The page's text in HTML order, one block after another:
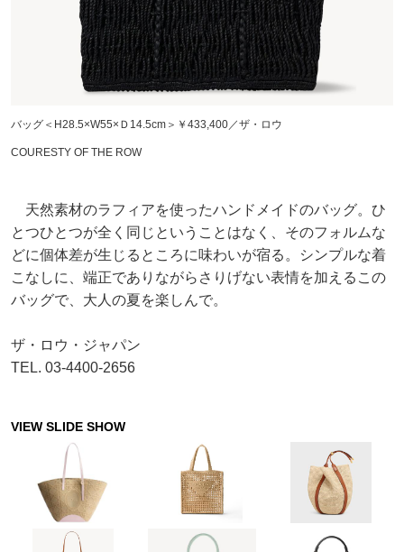
バッグ＜H28.5×W55×Ｄ14.5cm＞￥433,400／ザ・ロウ
COURESTY OF THE ROW
天然素材のラフィアを使ったハンドメイドのバッグ。ひ
とつひとつが全く同じということはなく、そのフォルムな
どに個体差が生じるところに味わいが宿る。シンプルな着
こなしに、端正でありながらさりげない表情を加えるこの
バッグで、大人の夏を楽しんで。
ザ・ロウ・ジャパン
TEL. 03-4400-2656